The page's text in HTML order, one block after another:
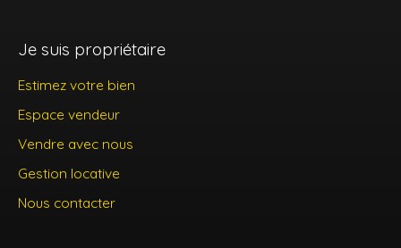
Je suis propriétaire
Estimez votre bien
Espace vendeur
Vendre avec nous
Gestion locative
Nous contacter